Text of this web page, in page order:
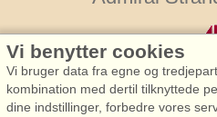
Vi benytter cookies
Vi bruger data fra egne og
kombination med dertil tilknyttede
dine indstillinger, forbedre vores